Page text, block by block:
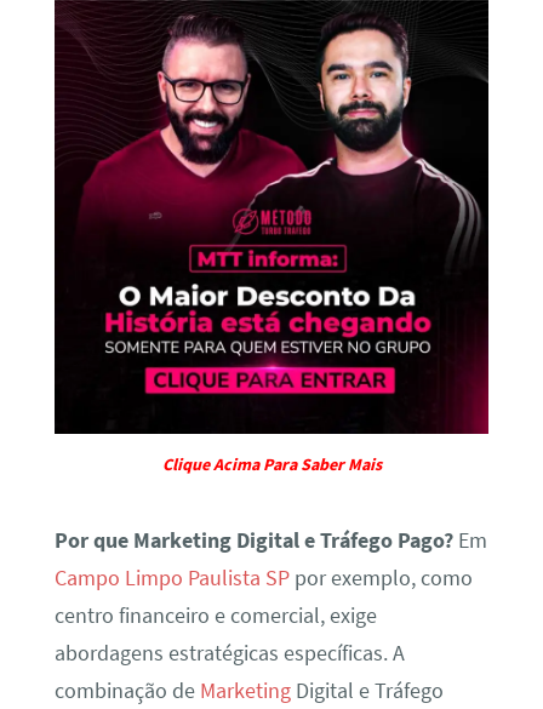
Clique Acima Para Saber Mais
Por que Marketing Digital e Tráfego Pago?Em
Campo Limpo Paulista SPpor exemplo, como
centro financeiro e comercial, exige
abordagens estratégicas específicas. A
combinação de MarketingDigital e Tráfego